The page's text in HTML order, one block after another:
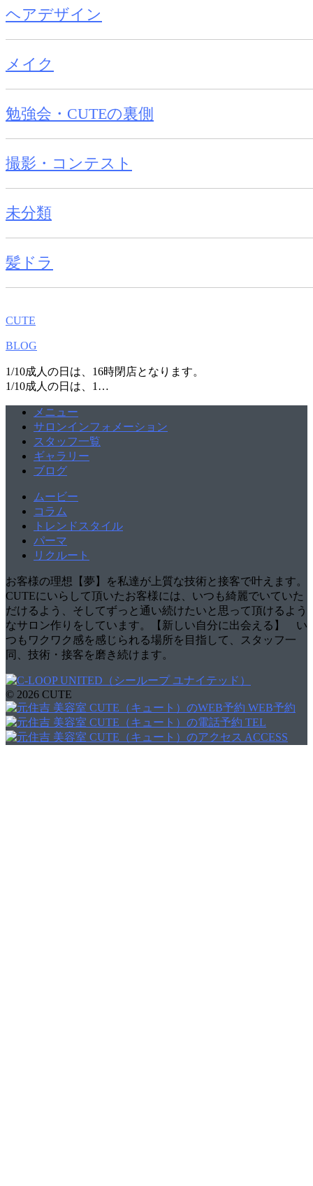
ヘアデザイン
メイク
勉強会・CUTEの裏側
撮影・コンテスト
未分類
髪ドラ
CUTE
BLOG
1/10成人の日は、16時閉店となります。
1/10成人の日は、1…
メニュー
サロンインフォメーション
スタッフ一覧
ギャラリー
ブログ
ムービー
コラム
トレンドスタイル
パーマ
リクルート
お客様の理想【夢】を私達が上質な技術と接客で叶えます。
CUTEにいらして頂いたお客様には、いつも綺麗でいていた
だけるよう、そしてずっと通い続けたいと思って頂けるよう
なサロン作りをしています。【新しい自分に出会える】 い
つもワクワク感を感じられる場所を目指して、スタッフ一
同、技術・接客を磨き続けます。
© 2026 CUTE
WEB予約
TEL
ACCESS